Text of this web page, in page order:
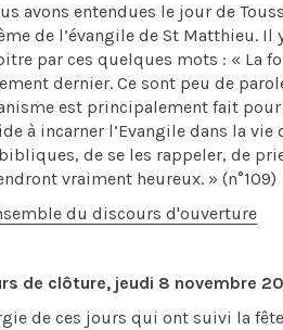
avons entendues le jour de
de l’évangile de St Matthieu.
par ces quelques mots : « La
dernier. Ce sont peu de
est principalement fait pour
à incarner l’Evangile dans la
de se les rappeler, de
vraiment heureux. » (n°109)
du discours d'ouverture
de clôture, jeudi 8 novembre
de ces jours qui ont suivi la